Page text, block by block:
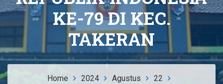
KE-79 DI KEC.
TAKERAN
Home 2024 Agustus
22